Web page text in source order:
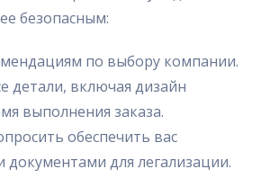
безопасным:
по выбору компании.
детали, включая дизайн
выполнения заказа.
обеспечить вас
для легализации.